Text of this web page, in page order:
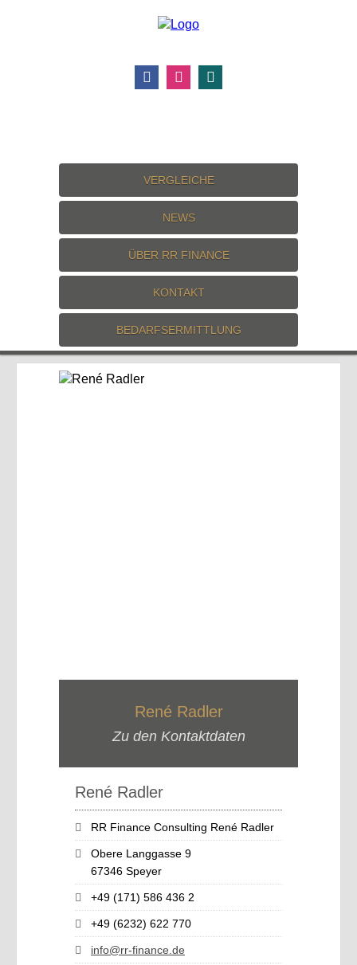
VERGLEICHE
NEWS
ÜBER RR FINANCE
KONTAKT
BEDARFSERMITTLUNG
René Radler
Zu den Kontaktdaten
René Radler
RR Finance Consulting René Radler
Obere Langgasse 9
67346 Speyer
+49 (171) 586 436 2
+49 (6232) 622 770
info@rr-finance.de